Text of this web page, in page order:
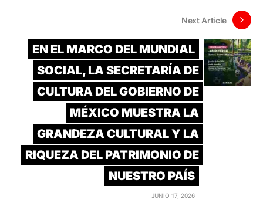
Next Article
EN EL MARCO DEL MUNDIAL
SOCIAL, LA SECRETARÍA DE
CULTURA DEL GOBIERNO DE
MÉXICO MUESTRA LA
GRANDEZA CULTURAL Y LA
RIQUEZA DEL PATRIMONIO DE
NUESTRO PAÍS
JUNIO 17, 2026